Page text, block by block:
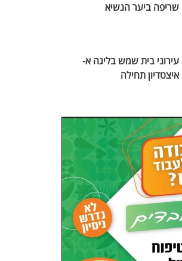
שריפה ביער הנשיא
עירוני בית שמש בליגה א-
איצטדיון תחילה